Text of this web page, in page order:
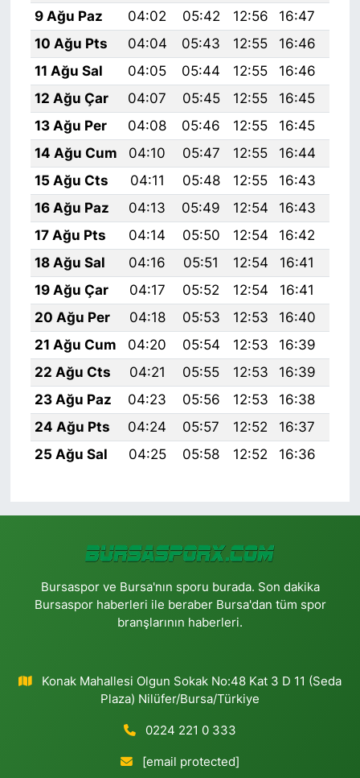
9 Ağu Paz
04:02 05:42 12:56 16:47
10 Ağu Pts
04:04 05:43 12:55 16:46
11 Ağu Sal
04:05 05:44 12:55 16:46
12 Ağu Çar
04:07 05:45 12:55 16:45
13 Ağu Per
04:08 05:46 12:55 16:45
14 Ağu Cum
04:10 05:47 12:55 16:44
15 Ağu Cts
04:11 05:48 12:55 16:43
16 Ağu Paz
04:13 05:49 12:54 16:43
17 Ağu Pts
04:14 05:50 12:54 16:42
18 Ağu Sal
04:16 05:51 12:54 16:41
19 Ağu Çar
04:17 05:52 12:54 16:41
20 Ağu Per
04:18 05:53 12:53 16:40
21 Ağu Cum
04:20 05:54 12:53 16:39
22 Ağu Cts
04:21 05:55 12:53 16:39
23 Ağu Paz
04:23 05:56 12:53 16:38
24 Ağu Pts
04:24 05:57 12:52 16:37
25 Ağu Sal
04:25 05:58 12:52 16:36
Bursaspor ve Bursa'nın sporu burada. Son dakika
Bursaspor haberleri ile beraber Bursa'dan tüm spor
branşlarının haberleri.
Konak Mahallesi Olgun Sokak No:48 Kat 3 D 11 (Seda
Plaza) Nilüfer/Bursa/Türkiye
0224 221 0 333
[email protected]